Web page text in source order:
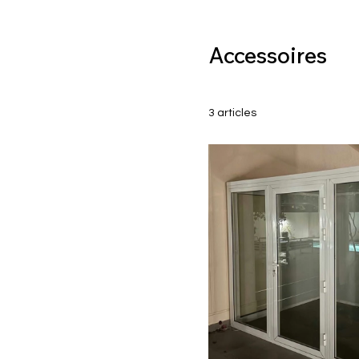
Accessoires
3 articles